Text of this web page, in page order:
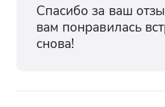
Спасибо за ваш
вам понравилась
снова!